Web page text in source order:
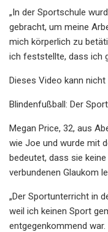
„In der Sportschule
gebracht, um meine
mich körperlich zu
ich feststellte, dass ich
Dieses Video kann
Blindenfußball: Der
Megan Price, 32, aus
wie Joe und wurde mit
bedeutet, dass sie
verbundenen Glaukom
„Der Sportunterricht in
weil ich keinen Sport
entgegenkommend war.